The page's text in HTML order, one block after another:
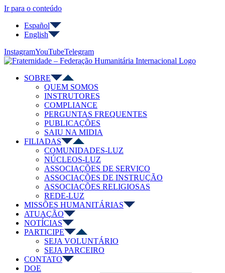
Ir para o conteúdo
Español
English
InstagramYouTubeTelegram
SOBRE
QUEM SOMOS
INSTRUTORES
COMPLIANCE
PERGUNTAS FREQUENTES
PUBLICAÇÕES
SAIU NA MIDIA
FILIADAS
COMUNIDADES-LUZ
NÚCLEOS-LUZ
ASSOCIAÇÕES DE SERVIÇO
ASSOCIAÇÕES DE INSTRUÇÃO
ASSOCIAÇÕES RELIGIOSAS
REDE-LUZ
MISSÕES HUMANITÁRIAS
ATUAÇÃO
NOTÍCIAS
PARTICIPE
SEJA VOLUNTÁRIO
SEJA PARCEIRO
CONTATO
DOE